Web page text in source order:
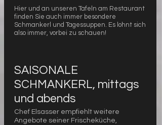
Hier und an unseren Tafeln am Restaurant
finden Sie auch immer besondere
Schmankerl und Tagessuppen. Es lohnt sich
SAISONALE
SCHMANKERL, mittags
und abends
Chef Elsasser empfiehlt weitere
Angebote seiner Frischeküche,